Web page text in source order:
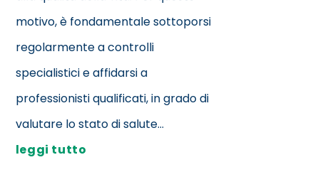
motivo, è fondamentale sottoporsi
regolarmente a controlli
specialistici e affidarsi a
professionisti qualificati, in grado di
valutare lo stato di salute...
leggi tutto